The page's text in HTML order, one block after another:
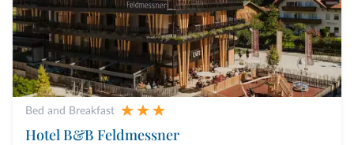
Bed and Breakfast
Hotel B&B Feldmessner